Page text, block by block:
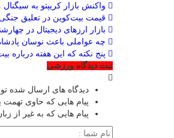
واکنش بازار کریپتو به
قیمت بیت‌کوین در تعلیق
بازار ارزهای دیجیتال در چهارشنبه ۶ اسفند ۱۴۰۴ / بیت‌کوین و اتریوم پیشتاز
چه عواملی باعث نوسان
پنج نکته که این هفته درباره
ثبت دیدگاه ورزشی
دیدگاه های ارسال شده
پیام هایی که حاوی تهمت
پیام هایی که به غیر از